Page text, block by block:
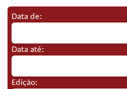
Data de:
Data até:
Edição: